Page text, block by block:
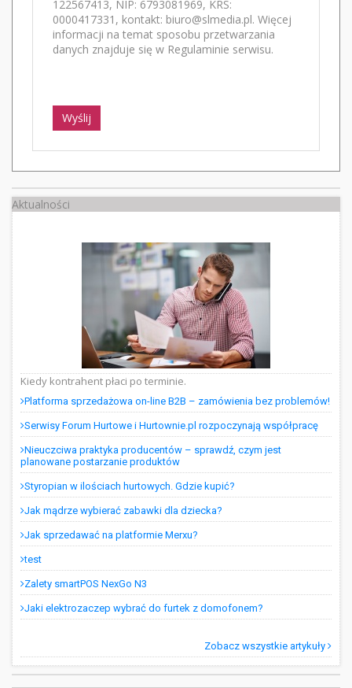
122567413, NIP: 6793081969, KRS:
0000417331, kontakt: biuro@slmedia.pl. Więcej
informacji na temat sposobu przetwarzania
danych znajduje się w Regulaminie serwisu.
Wyślij
Aktualności
Kiedy kontrahent płaci po terminie.
Platforma sprzedażowa on-line B2B – zamówienia bez problemów!
Serwisy Forum Hurtowe i Hurtownie.pl rozpoczynają współpracę
Nieuczciwa praktyka producentów – sprawdź, czym jest
planowane postarzanie produktów
Styropian w ilościach hurtowych. Gdzie kupić?
Jak mądrze wybierać zabawki dla dziecka?
Jak sprzedawać na platformie Merxu?
test
Zalety smartPOS NexGo N3
Jaki elektrozaczep wybrać do furtek z domofonem?
Zobacz wszystkie artykuły